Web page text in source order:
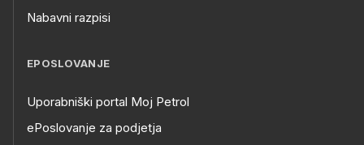
Nabavni razpisi
EPOSLOVANJE
Uporabniški portal Moj Petrol
ePoslovanje za podjetja